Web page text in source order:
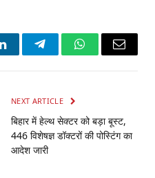
LinkedInTelegramWhatsApp
Email
NEXT ARTICLE
बिहार में हेल्थ सेक्टर को बड़ा बूस्ट,
446 विशेषज्ञ डॉक्टरों की पोस्टिंग का
आदेश जारी